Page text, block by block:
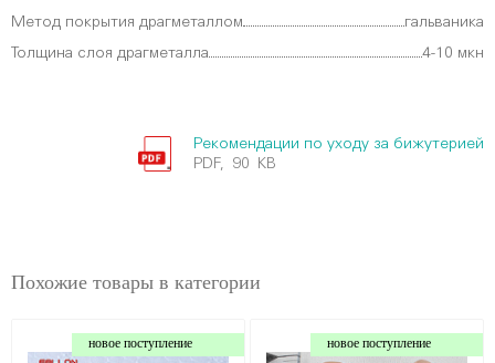
Метод покрытия драгметаллом гальваника
Толщина слоя драгметалла 4-10 мкн
Рекомендации по уходу за бижутерией
PDF, 90 KB
Похожие товары в категории
новое поступление новое поступление